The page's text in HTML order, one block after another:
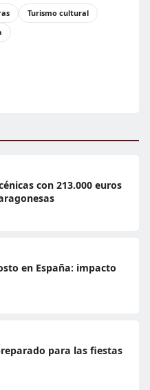
Turismo cultural
con 213.000 euros
en España: impacto
para las fiestas